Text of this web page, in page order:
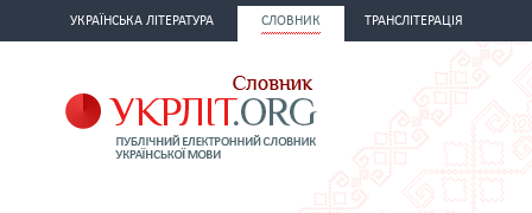
УКРАЇНСЬКА ЛІТЕРАТУРА СЛОВНИК ТРАНСЛІТЕРАЦІЯ